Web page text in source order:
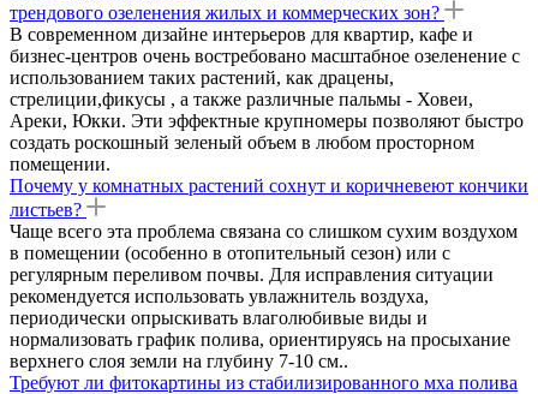
трендового озеленения жилых и коммерческих зон?
В современном дизайне интерьеров для квартир, кафе и
бизнес-центров очень востребовано масштабное озеленение с
использованием таких растений, как драцены,
стрелиции,фикусы , а также различные пальмы - Ховеи,
Ареки, Юкки. Эти эффектные крупномеры позволяют быстро
создать роскошный зеленый объем в любом просторном
помещении.
Почему у комнатных растений сохнут и коричневеют кончики
листьев?
Чаще всего эта проблема связана со слишком сухим воздухом
в помещении (особенно в отопительный сезон) или с
регулярным переливом почвы. Для исправления ситуации
рекомендуется использовать увлажнитель воздуха,
периодически опрыскивать влаголюбивые виды и
нормализовать график полива, ориентируясь на просыхание
верхнего слоя земли на глубину 7-10 см..
Требуют ли фитокартины из стабилизированного мха полива